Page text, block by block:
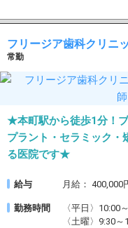
フリージア歯科クリニ
常勤
★本町駅から徒歩1分！
プラント・セラミック・
る医院です★
給与 月給： 400,000
勤務時間
〈平日〉10:00
〈土曜〉9:30～